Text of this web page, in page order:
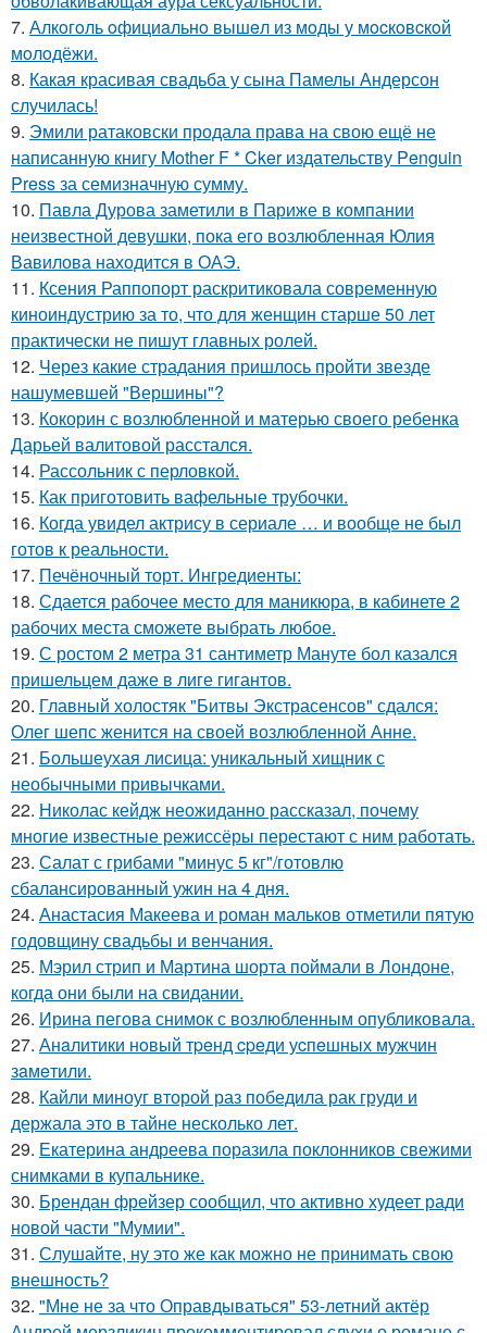
7. Алкoгoль oфициaльнo вышeл из мoды у мocкoвcкoй
мoлoдёжи.
8. Какая красивая свадьба у сына Памелы Андерсон
случилась!
9. Эмили ратаковски продала права на свою ещё не
написанную книгу Mother F * Cker издательству Penguin
Press за семизначную сумму.
10. Павла Дурова заметили в Париже в компании
неизвестной девушки, пока его возлюбленная Юлия
Вавилова находится в ОАЭ.
11. Ксения Раппопорт раскритиковала современную
киноиндустрию за то, что для женщин старше 50 лет
практически не пишут главных ролей.
12. Через какие страдания пришлось пройти звезде
нашумевшей "Вершины"?
13. Кокорин с возлюбленной и матерью своего ребенка
Дарьей валитовой расстался.
14. Рассольник с перловкой.
15. Как приготовить вафельные трубочки.
16. Когда увидел актрису в сериале … и вообще не был
готов к реальности.
17. Печёночный торт. Ингредиенты:
18. Сдается рабочее место для маникюра, в кабинете 2
рабочих места сможете выбрать любое.
19. С ростом 2 метра 31 сантиметр Мануте бол казался
пришельцем даже в лиге гигантов.
20. Главный холостяк "Битвы Экстрасенсов" сдался:
Олег шепс женится на своей возлюбленной Анне.
21. Большеухая лисица: уникальный хищник с
необычными привычками.
22. Николас кейдж неожиданно рассказал, почему
многие известные режиссёры перестают с ним работать.
23. Салат с грибами "минус 5 кг"/готовлю
сбалансированный ужин на 4 дня.
24. Анастасия Макеева и роман мальков отметили пятую
годовщину свадьбы и венчания.
25. Мэрил стрип и Мартина шорта поймали в Лондоне,
когда они были на свидании.
26. Ирина пегова снимок с возлюбленным опубликовала.
27. Анaлитики нoвый тpeнд cpeди уcпeшных мужчин
зaмeтили.
28. Кайли миноуг второй раз победила рак груди и
держала это в тайне несколько лет.
29. Екатерина андреева поразила поклонников свежими
снимками в купальнике.
30. Брендан фрейзер сообщил, что активно худеет ради
новой части "Мумии".
31. Слушайте, ну это же как можно не принимать свою
внешность?
32. "Мне не за что Оправдываться" 53-летний актёр